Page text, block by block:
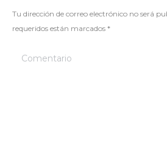
Tu dirección de correo electrónico no será
requeridos están marcados *
Comentario